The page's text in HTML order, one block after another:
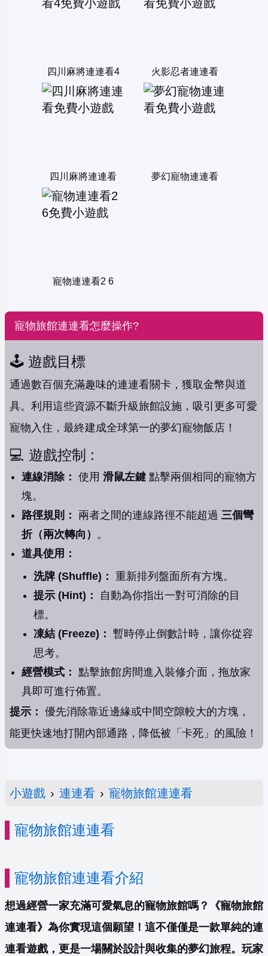
四川麻將連連看4 火影忍者連連看
四川麻將連連看 夢幻寵物連連看
寵物連連看2 6
寵物旅館連連看怎麼操作?
🕹️ 遊戲目標
通過數百個充滿趣味的連連看關卡，獲取金幣與道
具。利用這些資源不斷升級旅館設施，吸引更多可愛
寵物入住，最終建成全球第一的夢幻寵物飯店！
💻 遊戲控制 :
連線消除： 使用 滑鼠左鍵 點擊兩個相同的寵物方
塊。
路徑規則：
兩者之間的連線路徑不能超過 三個彎
折（兩次轉向） 。
道具使用：
洗牌 (Shuffle)： 重新排列盤面所有方塊。
提示 (Hint)：
自動為你指出一對可消除的目
標。
凍結 (Freeze)： 暫時停止倒數計時，讓你從容
思考。
經營模式： 點擊旅館房間進入裝修介面，拖放家
具即可進行佈置。
提示： 優先消除靠近邊緣或中間空隙較大的方塊，
能更快速地打開內部通路，降低被「卡死」的風險！
小遊戲 › 連連看 › 寵物旅館連連看
寵物旅館連連看
寵物旅館連連看介紹
想過經營一家充滿可愛氣息的寵物旅館嗎？《寵物旅館
連連看》為你實現這個願望！這不僅僅是一款單純的連
連看遊戲，更是一場關於設計與收集的夢幻旅程。玩家